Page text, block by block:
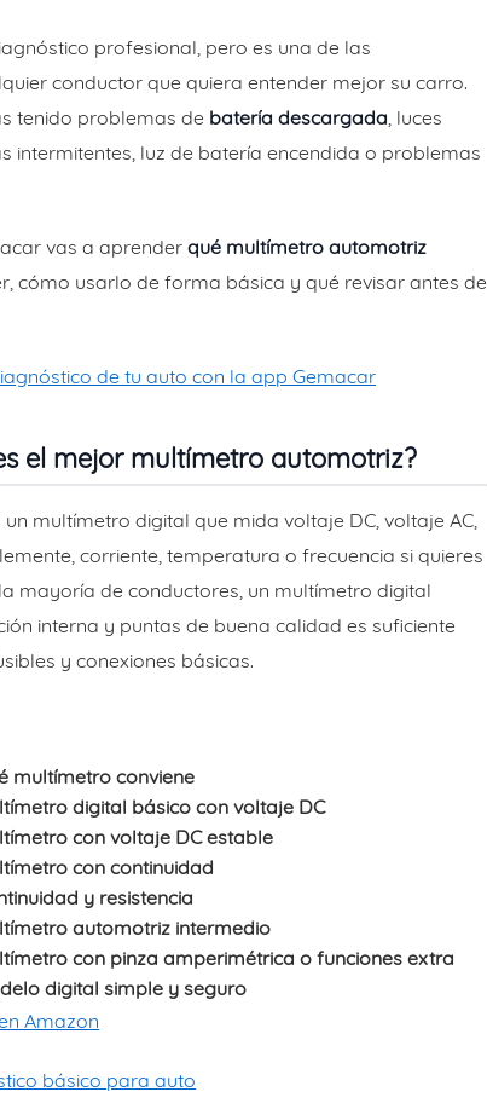
profesional, pero es una de las
conductor que quiera entender mejor su carro.
tenido problemas de batería descargada , luces
intermitentes, luz de batería encendida o problemas
vas a aprender qué multímetro automotriz
cómo usarlo de forma básica y qué revisar antes de
de tu auto con la app Gemacar
el mejor multímetro automotriz?
multímetro digital que mida voltaje DC, voltaje AC,
corriente, temperatura o frecuencia si quieres
mayoría de conductores, un multímetro digital
interna y puntas de buena calidad es suficiente
y conexiones básicas.
multímetro conviene
digital básico con voltaje DC
con voltaje DC estable
con continuidad
y resistencia
automotriz intermedio
con pinza amperimétrica o funciones extra
digital simple y seguro
Amazon
básico para auto